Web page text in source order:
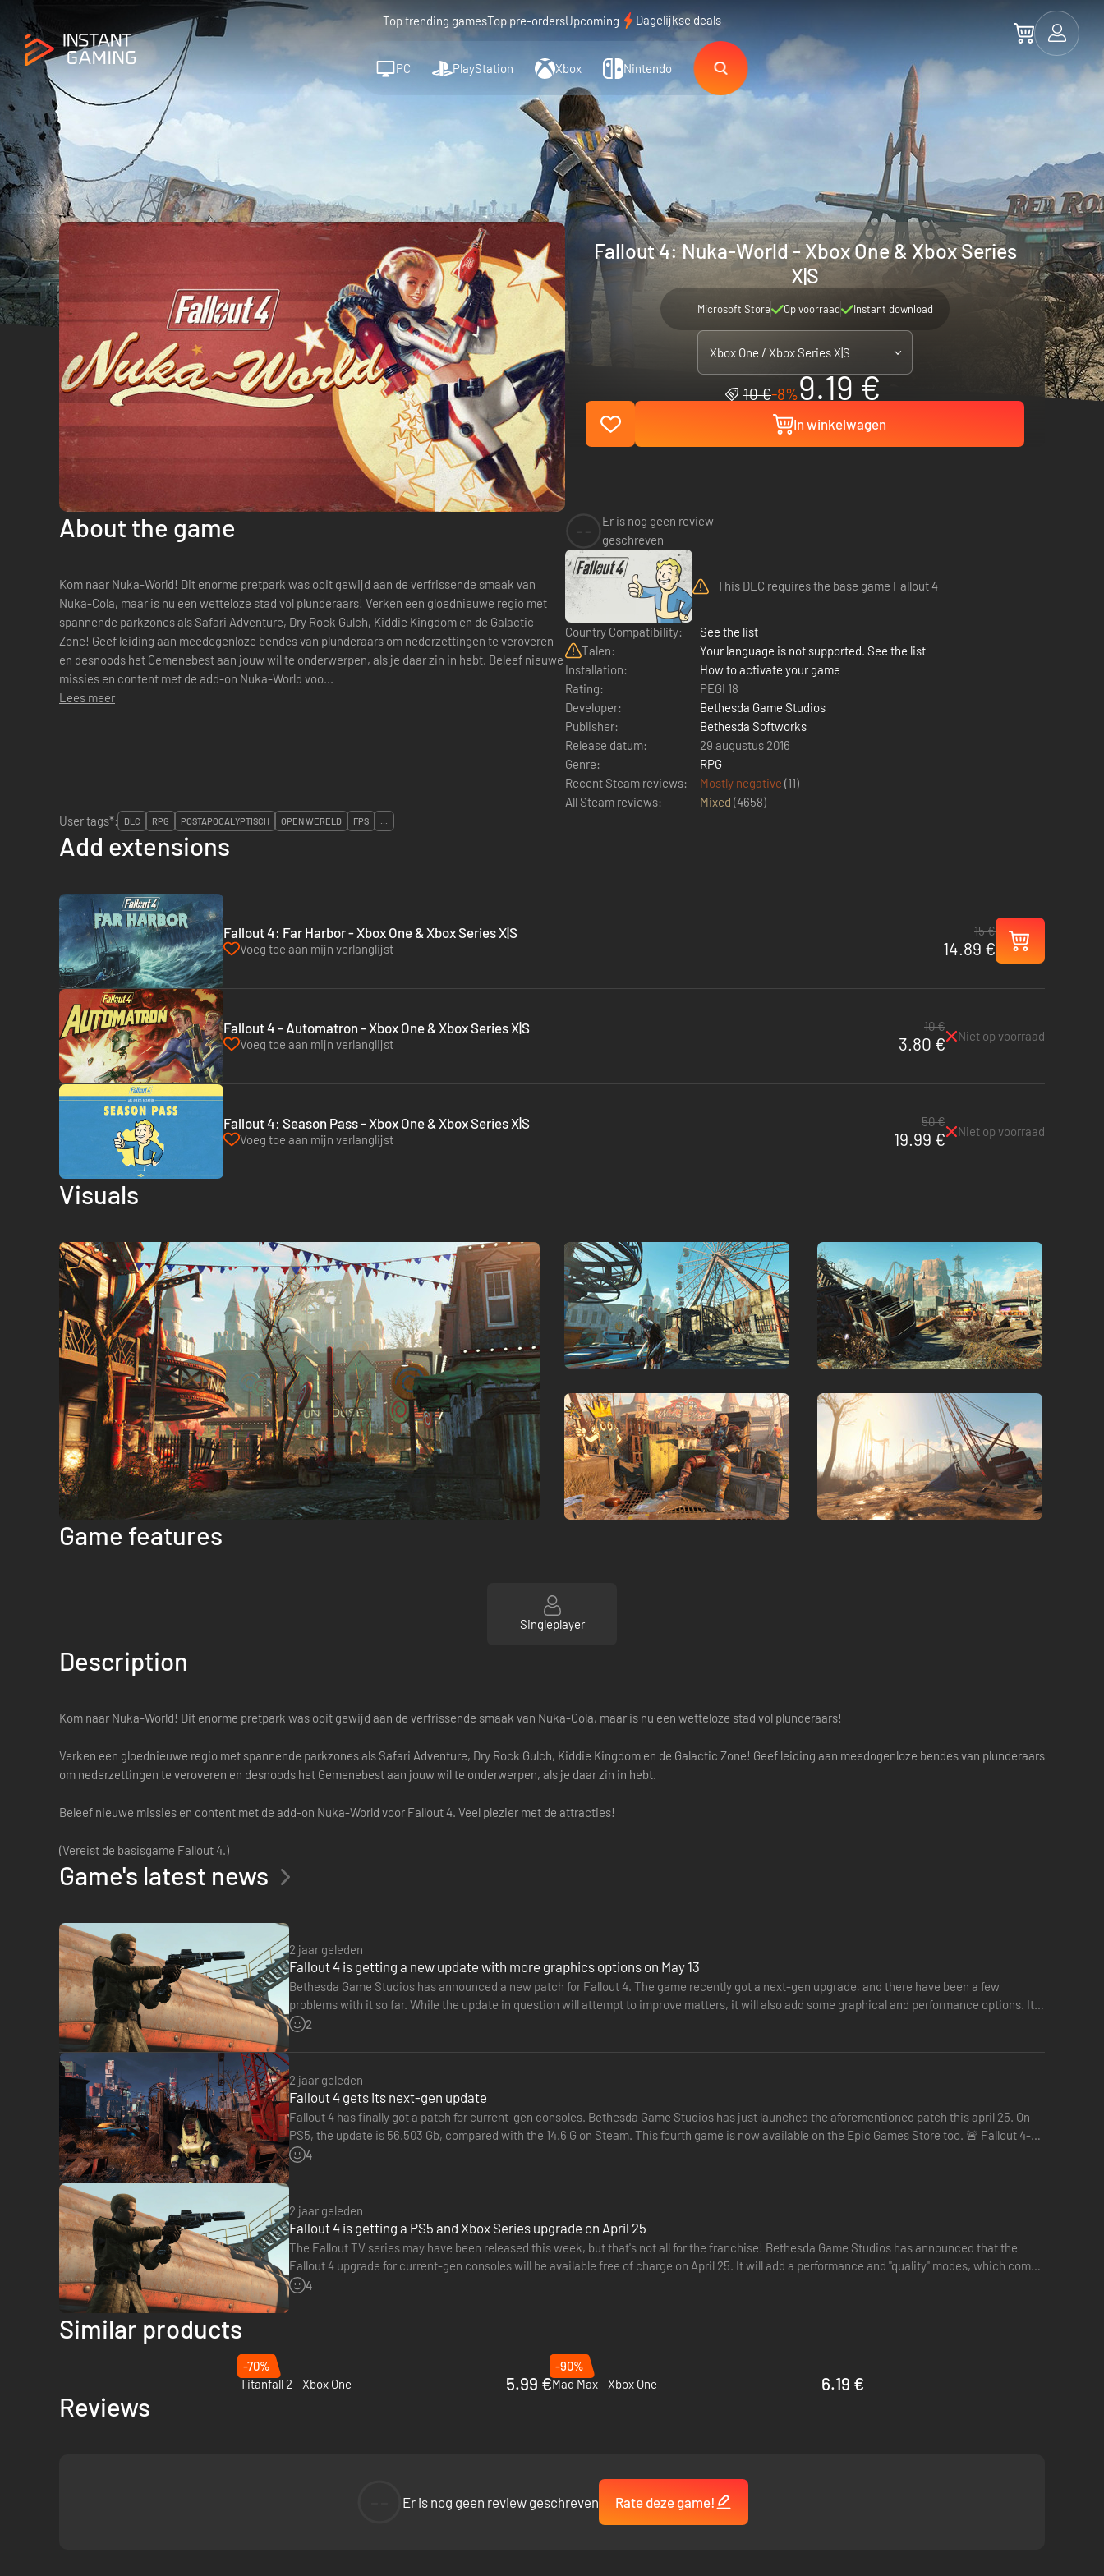
Top trending gamesTop pre-ordersUpcoming Dagelijkse deals
PC PlayStation Xbox Nintendo
Fallout 4: Nuka-World - Xbox One & Xbox Series
X|S
Microsoft Store Op voorraad Instant download
Xbox One / Xbox Series X|S
10 €-8%9.19 €
In winkelwagen
About the game
Kom naar Nuka-World! Dit enorme pretpark was ooit gewijd aan de verfrissende smaak van
Nuka-Cola, maar is nu een wetteloze stad vol plunderaars! Verken een gloednieuwe regio met
spannende parkzones als Safari Adventure, Dry Rock Gulch, Kiddie Kingdom en de Galactic
Zone! Geef leiding aan meedogenloze bendes van plunderaars om nederzettingen te veroveren
en desnoods het Gemenebest aan jouw wil te onderwerpen, als je daar zin in hebt. Beleef nieuwe
missies en content met de add-on Nuka-World voo...
Lees meer
Er is nog geen review
geschreven
This DLC requires the base game Fallout 4
Country Compatibility:
See the list
Talen:
Your language is not supported. See the list
Installation:
How to activate your game
Rating:
PEGI 18
Developer:
Bethesda Game Studios
Publisher:
Bethesda Softworks
Release datum:
29 augustus 2016
Genre:
RPG
Recent Steam reviews:
Mostly negative (11)
All Steam reviews:
Mixed (4658)
User tags*:
DLC RPG POSTAPOCALYPTISCH OPEN WERELD FPS ...
Add extensions
Fallout 4: Far Harbor - Xbox One & Xbox Series X|S
Voeg toe aan mijn verlanglijst
15 €
14.89 €
Fallout 4 - Automatron - Xbox One & Xbox Series X|S
Voeg toe aan mijn verlanglijst
10 €
3.80 € Niet op voorraad
Fallout 4: Season Pass - Xbox One & Xbox Series X|S
Voeg toe aan mijn verlanglijst
50 €
19.99 € Niet op voorraad
Visuals
Game features
Singleplayer
Description
Kom naar Nuka-World! Dit enorme pretpark was ooit gewijd aan de verfrissende smaak van Nuka-Cola, maar is nu een wetteloze stad vol plunderaars!
Verken een gloednieuwe regio met spannende parkzones als Safari Adventure, Dry Rock Gulch, Kiddie Kingdom en de Galactic Zone! Geef leiding aan meedogenloze bendes van plunderaars
om nederzettingen te veroveren en desnoods het Gemenebest aan jouw wil te onderwerpen, als je daar zin in hebt.
Beleef nieuwe missies en content met de add-on Nuka-World voor Fallout 4. Veel plezier met de attracties!
(Vereist de basisgame Fallout 4.)
Game's latest news
2 jaar geleden
Fallout 4 is getting a new update with more graphics options on May 13
Bethesda Game Studios has announced a new patch for Fallout 4. The game recently got a next-gen upgrade, and there have been a few
problems with it so far. While the update in question will attempt to improve matters, it will also add some graphical and performance options. It
will be rolled out across…
2
2 jaar geleden
Fallout 4 gets its next-gen update
Fallout 4 has finally got a patch for current-gen consoles. Bethesda Game Studios has just launched the aforementioned patch this april 25. On
PS5, the update is 56.503 Gb, compared with the 14.6 G on Steam. This fourth game is now available on the Epic Games Store too. 🚨 Fallout 4-
𝐃𝐨𝐰𝐧𝐥𝐨𝐚𝐝 𝐒𝐢𝐳𝐞 :…
4
2 jaar geleden
Fallout 4 is getting a PS5 and Xbox Series upgrade on April 25
The Fallout TV series may have been released this week, but that's not all for the franchise! Bethesda Game Studios has announced that the
Fallout 4 upgrade for current-gen consoles will be available free of charge on April 25. It will add a performance and "quality" modes, which come
with…
4
Similar products
-70%
Titanfall 2 - Xbox One
5.99 €
-90%
Mad Max - Xbox One
6.19 €
Reviews
Er is nog geen review geschreven Rate deze game!